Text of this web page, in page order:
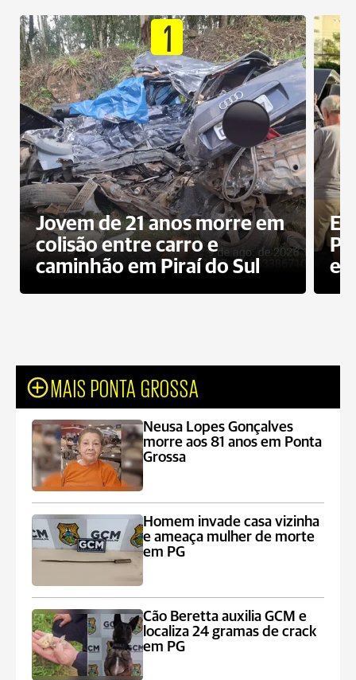
1
Jovem de 21 anos morre em
colisão entre carro e
caminhão em Piraí do Sul
MAIS PONTA GROSSA
Neusa Lopes Gonçalves
morre aos 81 anos em Ponta
Grossa
Homem invade casa vizinha
e ameaça mulher de morte
em PG
Cão Beretta auxilia GCM e
localiza 24 gramas de crack
em PG